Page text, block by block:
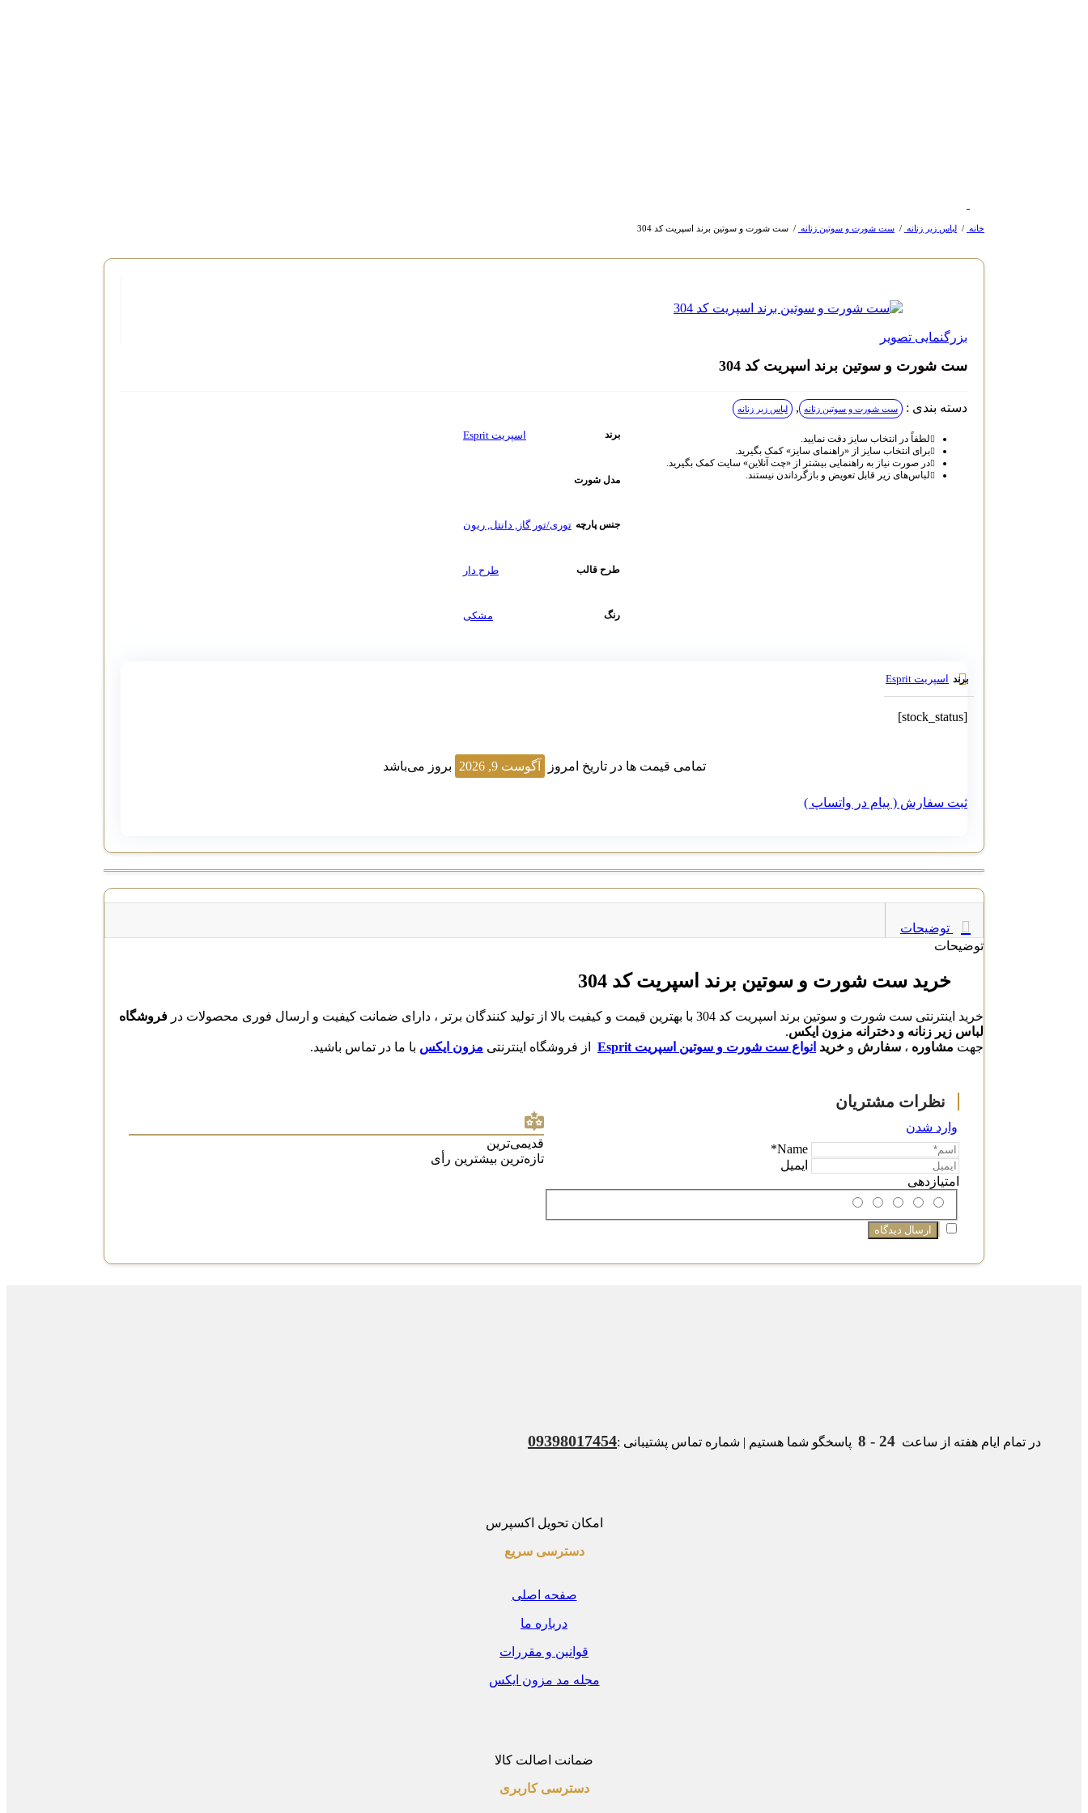
خانه / لباس زیر زنانه / ست شورت و سوتین زنانه / ست شورت و سوتین برند اسپریت کد 304
بزرگنمایی تصویر
ست شورت و سوتین برند اسپریت کد 304
دسته بندی : ست شورت و سوتین زنانه , لباس زیر زنانه
لطفاً در انتخاب سایز دقت نمایید.
برای انتخاب سایز از «راهنمای سایز» کمک بگیرید.
در صورت نیاز به راهنمایی بیشتر از «چت آنلاین» سایت کمک بگیرید.
لباس‌های زیر قابل تعویض و بازگرداندن نیستند.
برند اسپریت Esprit
مدل شورت
جنس پارچه توری/تور گاز دانتل ریون
طرح قالب طرح دار
رنگ مشکی
برند اسپریت Esprit
[stock_status]
تمامی قیمت ها در تاریخ امروز آگوست 9, 2026 بروز می‌باشد
ثبت سفارش ( پیام در واتساپ )
توضیحات
توضیحات
خرید ست شورت و سوتین برند اسپریت کد 304
خرید اینترنتی ست شورت و سوتین برند اسپریت کد 304 با بهترین قیمت و کیفیت بالا از تولید کنندگان برتر ، دارای ضمانت کیفیت و ارسال فوری محصولات در
فروشگاه
لباس زیر زنانه و دخترانه مزون ایکس.
جهت مشاوره ، سفارش و خرید انواع ست شورت و سوتین اسپریت Esprit از فروشگاه اینترنتی مزون ایکس با ما در تماس باشید.
وارد شدن
Name*
ایمیل
امتیازدهی
قدیمی‌ترین
تازه‌ترین بیشترین رأی
در تمام ایام هفته از ساعت 24 - 8 پاسخگو شما هستیم | شماره تماس پشتیبانی :09398017454
امکان تحویل اکسپرس
دسترسی سریع
صفحه اصلی
درباره ما
قوانین و مقررات
مجله مد مزون ایکس
ضمانت اصالت کالا
دسترسی کاربری